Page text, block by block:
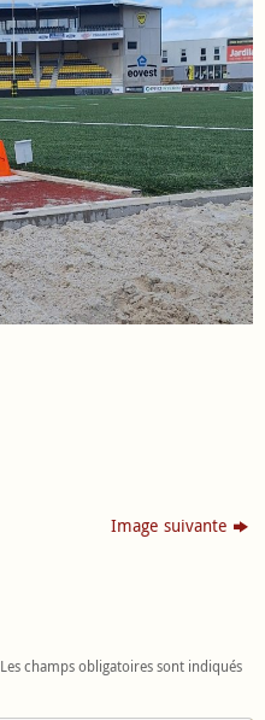
Image suivante
Les champs obligatoires sont indiqués